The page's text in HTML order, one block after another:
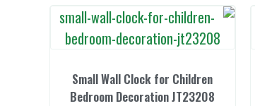
Small Wall Clock for Children
Bedroom Decoration JT23208